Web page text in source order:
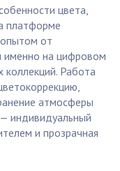
цвета,
платформе
от
именно на цифровом
Работа
атмосферы
индивидуальный
и прозрачная